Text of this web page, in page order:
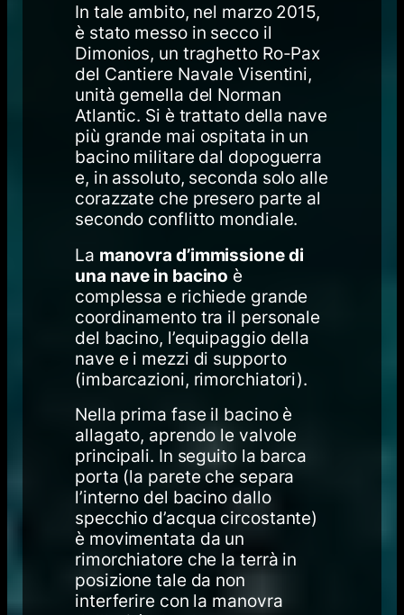
In tale ambito, nel marzo 2015,
è stato messo in secco il
Dimonios, un traghetto Ro-Pax
del Cantiere Navale Visentini,
unità gemella del Norman
Atlantic. Si è trattato della nave
più grande mai ospitata in un
bacino militare dal dopoguerra
e, in assoluto, seconda solo alle
corazzate che presero parte al
secondo conflitto mondiale.
La manovra d’immissione di
una nave in bacino è
complessa e richiede grande
coordinamento tra il personale
del bacino, l’equipaggio della
nave e i mezzi di supporto
(imbarcazioni, rimorchiatori).
Nella prima fase il bacino è
allagato, aprendo le valvole
principali. In seguito la barca
porta (la parete che separa
l’interno del bacino dallo
specchio d’acqua circostante)
è movimentata da un
rimorchiatore che la terrà in
posizione tale da non
interferire con la manovra